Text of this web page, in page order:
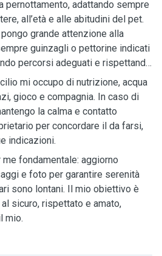
pernottamento, adattando sempre
all’età e alle abitudini del pet.
grande attenzione alla
guinzagli o pettorine indicati
percorsi adeguati e rispettando
mi occupo di nutrizione, acqua
gioco e compagnia. In caso di
la calma e contatto
per concordare il da farsi,
indicazioni.
fondamentale: aggiorno
e foto per garantire serenità
sono lontani. Il mio obiettivo è
sicuro, rispettato e amato,
mio.